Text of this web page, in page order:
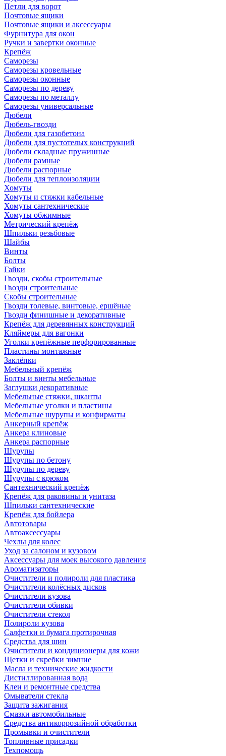
Петли для ворот
Почтовые ящики
Почтовые ящики и аксессуары
Фурнитура для окон
Ручки и завертки оконные
Крепёж
Саморезы
Саморезы кровельные
Саморезы оконные
Саморезы по дереву
Саморезы по металлу
Саморезы универсальные
Дюбели
Дюбель-гвозди
Дюбели для газобетона
Дюбели для пустотелых конструкций
Дюбели складные пружинные
Дюбели рамные
Дюбели распорные
Дюбели для теплоизоляции
Хомуты
Хомуты и стяжки кабельные
Хомуты сантехнические
Хомуты обжимные
Метрический крепёж
Шпильки резьбовые
Шайбы
Винты
Болты
Гайки
Гвозди, скобы строительные
Гвозди строительные
Скобы строительные
Гвозди толевые, винтовые, ершёные
Гвозди финишные и декоративные
Крепёж для деревянных конструкций
Кляймеры для вагонки
Уголки крепёжные перфорированные
Пластины монтажные
Заклёпки
Мебельный крепёж
Болты и винты мебельные
Заглушки декоративные
Мебельные стяжки, шканты
Мебельные уголки и пластины
Мебельные шурупы и конфирматы
Анкерный крепёж
Анкера клиновые
Анкера распорные
Шурупы
Шурупы по бетону
Шурупы по дереву
Шурупы с крюком
Сантехнический крепёж
Крепёж для раковины и унитаза
Шпильки сантехнические
Крепёж для бойлера
Автотовары
Автоаксессуары
Чехлы для колес
Уход за салоном и кузовом
Аксессуары для моек высокого давления
Ароматизаторы
Очистители и полироли для пластика
Очистители колёсных дисков
Очистители кузова
Очистители обивки
Очистители стекол
Полироли кузова
Салфетки и бумага протирочная
Средства для шин
Очистители и кондиционеры для кожи
Щетки и скребки зимние
Масла и технические жидкости
Дистиллированная вода
Клеи и ремонтные средства
Омыватели стекла
Защита зажигания
Смазки автомобильные
Средства антикоррозийной обработки
Промывки и очистители
Топливные присадки
Техпомощь